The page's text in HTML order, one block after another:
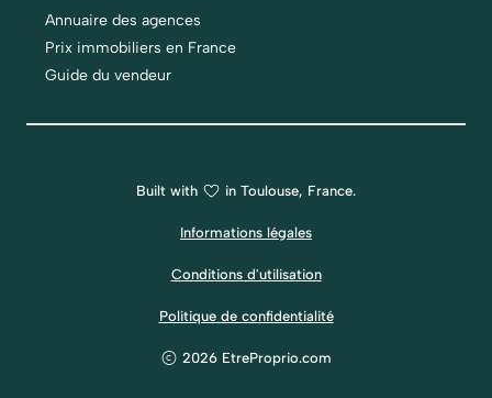
Annuaire des agences
Prix immobiliers en France
Guide du vendeur
Built with in Toulouse, France.
Informations légales
Conditions d'utilisation
Politique de confidentialité
2026 EtreProprio.com